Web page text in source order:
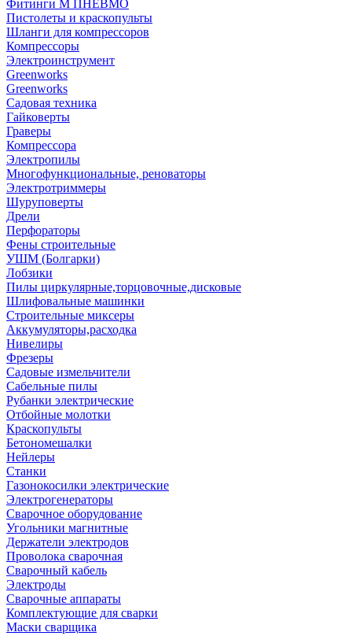
Фитинги М ПНЕВМО
Пистолеты и краскопульты
Шланги для компрессоров
Компрессоры
Электроинструмент
Greenworks
Greenworks
Садовая техника
Гайковерты
Граверы
Компрессора
Электропилы
Многофункциональные, реноваторы
Электротриммеры
Шуруповерты
Дрели
Перфораторы
Фены строительные
УШМ (Болгарки)
Лобзики
Пилы циркулярные,торцовочные,дисковые
Шлифовальные машинки
Строительные миксеры
Аккумуляторы,расходка
Нивелиры
Фрезеры
Садовые измельчители
Сабельные пилы
Рубанки электрические
Отбойные молотки
Краскопульты
Бетономешалки
Нейлеры
Станки
Газонокосилки электрические
Электрогенераторы
Сварочное оборудование
Угольники магнитные
Держатели электродов
Проволока сварочная
Сварочный кабель
Электроды
Сварочные аппараты
Комплектующие для сварки
Маски сварщика